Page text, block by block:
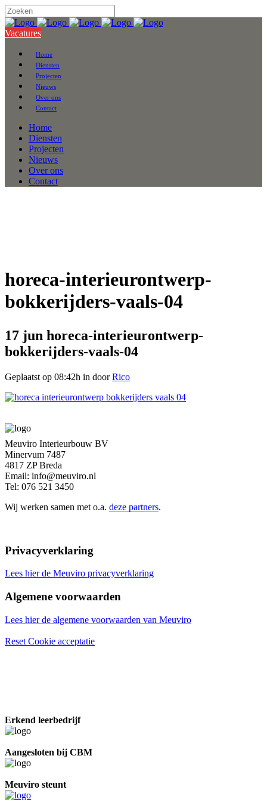
Vacatures
Home
Diensten
Projecten
Nieuws
Over ons
Contact
Home
Diensten
Projecten
Nieuws
Over ons
Contact
horeca-interieurontwerp-
bokkerijders-vaals-04
17 jun horeca-interieurontwerp-
bokkerijders-vaals-04
Geplaatst op 08:42h in doorRico
Meuviro Interieurbouw BV
Minervum 7487
4817 ZP Breda
Email: info@meuviro.nl
Tel: 076 521 3450
Wij werken samen met o.a. deze partners.
Privacyverklaring
Lees hier de Meuviro privacyverklaring
Algemene voorwaarden
Lees hier de algemene voorwaarden van Meuviro
Reset Cookie acceptatie
Erkend leerbedrijf
Aangesloten bij CBM
Meuviro steunt